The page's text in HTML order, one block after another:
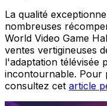
La qualité
nombreuses
World Video Game
ventes vertigineuses
l'adaptation télévisée
incontournable. Pour
consultez cet article